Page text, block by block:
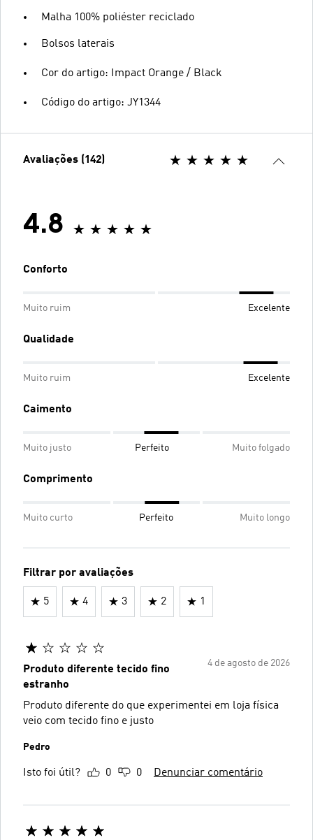
Malha 100% poliéster reciclado
Bolsos laterais
Cor do artigo: Impact Orange / Black
Código do artigo: JY1344
Avaliações (142)
4.8
Conforto
Muito ruim Excelente
Qualidade
Muito ruim Excelente
Caimento
Muito justo Perfeito Muito folgado
Comprimento
Muito curto Perfeito Muito longo
Filtrar por avaliações
5 4 3 2 1
4 de agosto de 2026
Produto diferente tecido fino
estranho
Produto diferente do que experimentei em loja física
veio com tecido fino e justo
Pedro
Isto foi útil? 0 0 Denunciar comentário